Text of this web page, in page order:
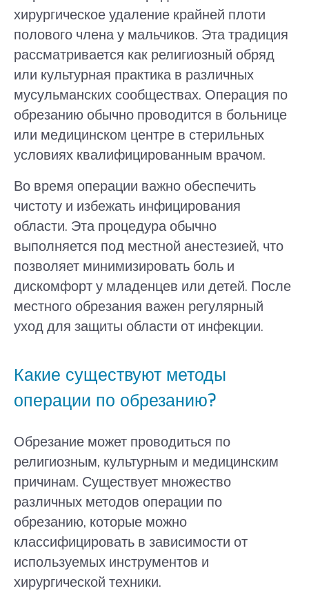
хирургическое удаление крайней плоти
полового члена у мальчиков. Эта традиция
рассматривается как религиозный обряд
или культурная практика в различных
мусульманских сообществах. Операция по
обрезанию обычно проводится в больнице
или медицинском центре в стерильных
условиях квалифицированным врачом.
Во время операции важно обеспечить
чистоту и избежать инфицирования
области. Эта процедура обычно
выполняется под местной анестезией, что
позволяет минимизировать боль и
дискомфорт у младенцев или детей. После
местного обрезания важен регулярный
уход для защиты области от инфекции.
Какие существуют методы
операции по обрезанию?
Обрезание может проводиться по
религиозным, культурным и медицинским
причинам. Существует множество
различных методов операции по
обрезанию, которые можно
классифицировать в зависимости от
используемых инструментов и
хирургической техники.